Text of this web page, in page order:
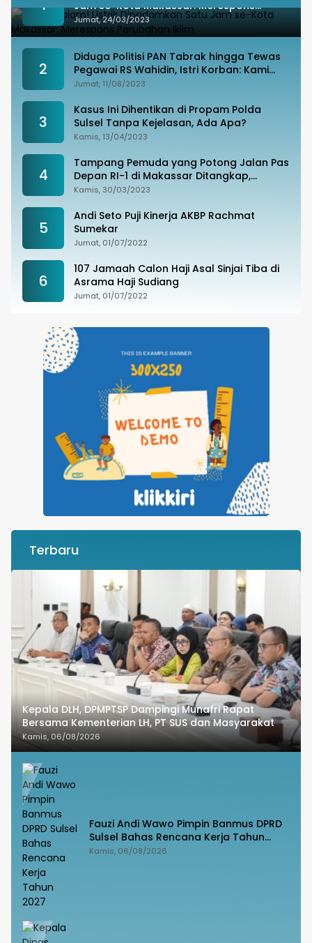
1
Jam se-Kota Makassar: Merespons
Perubahan Iklim
Jumat, 24/03/2023
2
Diduga Politisi PAN Tabrak hingga Tewas
Pegawai RS Wahidin, Istri Korban: Kami
Tak Terima
Jumat, 11/08/2023
3
Kasus Ini Dihentikan di Propam Polda
Sulsel Tanpa Kejelasan, Ada Apa?
Kamis, 13/04/2023
4
Tampang Pemuda yang Potong Jalan Pas
Depan RI-1 di Makassar Ditangkap,
Ternyata Joki Balapan Liar
Kamis, 30/03/2023
5
Andi Seto Puji Kinerja AKBP Rachmat
Sumekar
Jumat, 01/07/2022
6
107 Jamaah Calon Haji Asal Sinjai Tiba di
Asrama Haji Sudiang
Jumat, 01/07/2022
Terbaru
Kepala DLH, DPMPTSP Dampingi Munafri Rapat
Bersama Kementerian LH, PT SUS dan Masyarakat
Kamis, 06/08/2026
Fauzi Andi Wawo Pimpin Banmus DPRD
Sulsel Bahas Rencana Kerja Tahun
2027
Kamis, 06/08/2026